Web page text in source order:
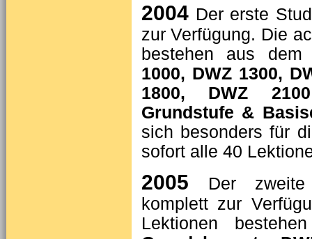
2004 Der erste
zur Verfügung. Die
bestehen aus dem
1000, DWZ 1300,
1800, DWZ 2100
Grundstufe &
sich besonders für
sofort alle 40
2005
Der zweite
komplett zur
Lekti­onen